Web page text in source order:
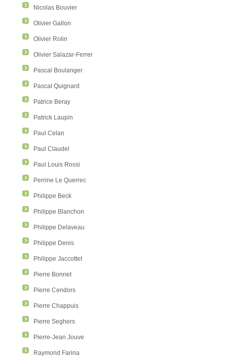
Nicolas Bouvier
Olivier Gallon
Olivier Rolin
Olivier Salazar-Ferrer
Pascal Boulanger
Pascal Quignard
Patrice Beray
Patrick Laupin
Paul Celan
Paul Claudel
Paul Louis Rossi
Perrine Le Querrec
Philippe Beck
Philippe Blanchon
Philippe Delaveau
Philippe Denis
Philippe Jaccottet
Pierre Bonnet
Pierre Cendors
Pierre Chappuis
Pierre Seghers
Pierre-Jean Jouve
Raymond Farina